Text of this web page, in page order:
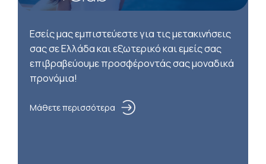
Εσείς μας εμπιστεύεστε για τις μετακινήσεις
σας σε Ελλάδα και εξωτερικό και εμείς σας
επιβραβεύουμε προσφέροντάς σας μοναδικά
προνόμια!
Μάθετε περισσότερα